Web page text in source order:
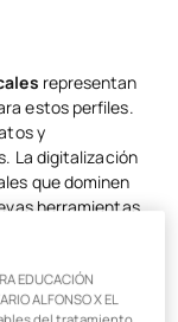
en UAX
representan
estos perfiles.
y
La digitalización
que dominen
herramientas
EDUCACIÓN
ALFONSO X EL